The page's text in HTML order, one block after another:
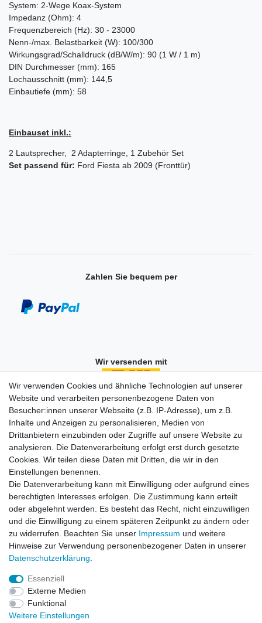
System: 2-Wege Koax-System
Impedanz (Ohm): 4
Frequenzbereich (Hz): 30 - 23000
Nenn-/max. Belastbarkeit (W): 100/300
Wirkungsgrad/Schalldruck (dB/W/m): 90 (1 W / 1 m)
DIN Durchmesser (mm): 165
Lochausschnitt (mm): 144,5
Einbautiefe (mm): 58
Einbauset inkl.:
2 Lautsprecher, 2 Adapterringe, 1 Zubehör Set
Set passend für: Ford Fiesta ab 2009 (Fronttür)
Zahlen Sie bequem per
Wir versenden mit
Einkaufen
Zahlungsarten
Versandarten & -kosten
Widerrufsrecht
Warenkorb
Zur Kasse
Vertrag widerrufen
Mein Konto
Registrieren
Unternehmen
Wir verwenden Cookies und ähnliche Technologien auf unserer
Website und verarbeiten personenbezogene Daten von
Besucher:innen unserer Webseite (z.B. IP-Adresse), um z.B.
Inhalte und Anzeigen zu personalisieren, Medien von
Drittanbietern einzubinden oder Zugriffe auf unsere Website zu
analysieren. Die Datenverarbeitung erfolgt erst durch gesetzte
Cookies. Wir teilen diese Daten mit Dritten, die wir in den
Einstellungen benennen.
Die Datenverarbeitung kann mit Einwilligung oder aufgrund eines
berechtigten Interesses erfolgen. Die Zustimmung kann erteilt
oder abgelehnt werden. Es besteht das Recht, nicht einzuwilligen
und die Einwilligung zu einem späteren Zeitpunkt zu ändern oder
zu widerrufen. Beachten Sie unser Impressum und weitere
Hinweise zur Verwendung personenbezogener Daten in unserer
Daten­schutz­erklärung
Essenziell
Externe Medien
Funktional
Weitere Einstellungen